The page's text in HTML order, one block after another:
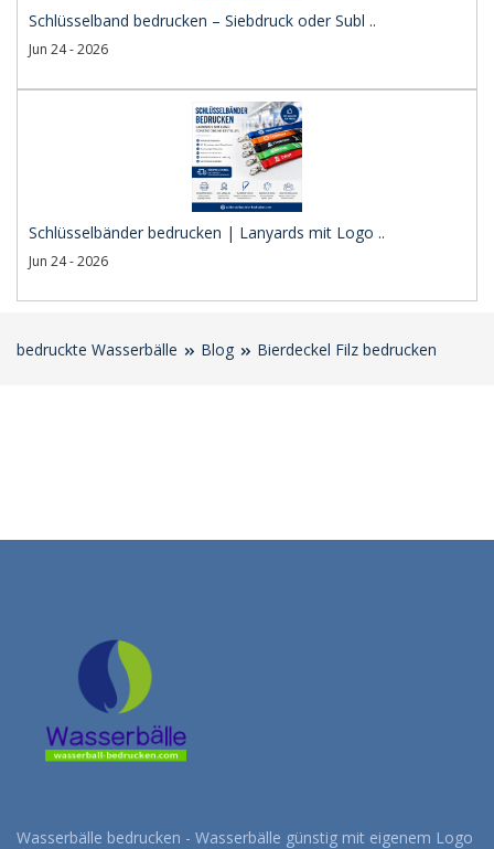
Schlüsselband bedrucken – Siebdruck oder Subl ..
Jun 24 - 2026
Schlüsselbänder bedrucken | Lanyards mit Logo ..
Jun 24 - 2026
bedruckte Wasserbälle Blog Bierdeckel Filz bedrucken
Wasserbälle bedrucken - Wasserbälle günstig mit eigenem Logo